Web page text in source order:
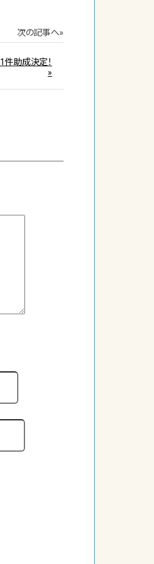
次の記事へ»
助成決定！
»